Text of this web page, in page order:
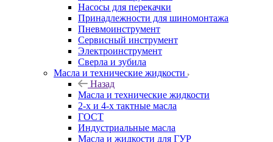
Насосы для перекачки
Принадлежности для шиномонтажа
Пневмоинструмент
Сервисный инструмент
Электроинструмент
Сверла и зубила
Масла и технические жидкости
Назад
Масла и технические жидкости
2-х и 4-х тактные масла
ГОСТ
Индустриальные масла
Масла и жидкости для ГУР